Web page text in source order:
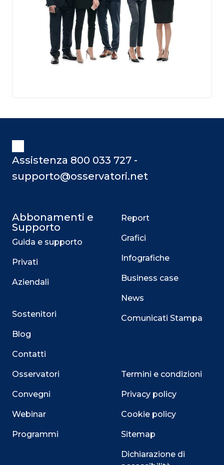
Assistenza 800 033 727 -
supporto@osservatori.net
Abbonamenti e
Supporto
Guida e supporto
Privati
Aziendali
Sostenitori
Blog
Contatti
Osservatori
Convegni
Webinar
Programmi
Report
Grafici
Infografiche
Business case
News
Comunicati Stampa
Termini e condizioni
Privacy policy
Cookie policy
Sitemap
Dichiarazione di